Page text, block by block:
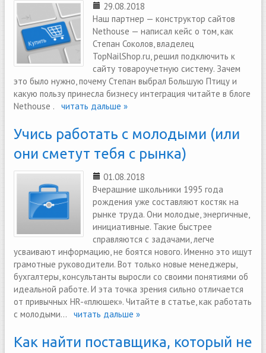
29.08.2018
Наш партнер — конструктор сайтов
Nethouse — написал кейс о том, как
Степан Соколов, владелец
TopNailShop.ru, решил подключить к
сайту товароучетную систему. Зачем
это было нужно, почему Степан выбрал Большую Птицу и
какую пользу принесла бизнесу интеграция читайте в блоге
Nethouse . читать дальше »
Учись работать с молодыми (или
они сметут тебя с рынка)
01.08.2018
Вчерашние школьники 1995 года
рождения уже составляют костяк на
рынке труда. Они молодые, энергичные,
инициативные. Такие быстрее
справляются с задачами, легче
усваивают информацию, не боятся нового. Именно это ищут
грамотные руководители. Вот только новые менеджеры,
бухгалтеры, консультанты выросли со своими понятиями об
идеальной работе. И эта точка зрения сильно отличается
от привычных HR-«плюшек». Читайте в статье, как работать
с молодыми... читать дальше »
Как найти поставщика, который не